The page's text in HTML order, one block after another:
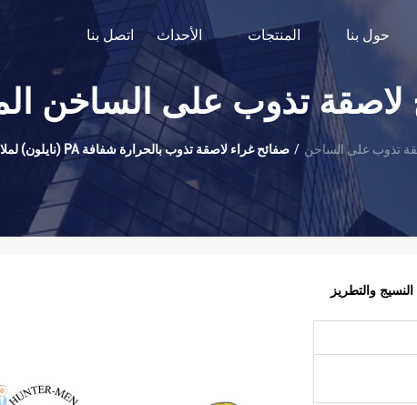
حول بنا المنتجات الأحداث اتصل بنا
لاصقة تذوب على الساخن
تذوب على الساخن / صفائح غراء لاصقة تذوب بالحرارة شفافة PA (نايلون) لملابس النسيج والتطريز